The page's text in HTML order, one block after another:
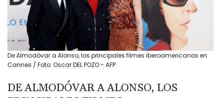
De Almodóvar a Alonso, los principales filmes iberoamericanos en
Cannes / Foto: Oscar DEL POZO - AFP
DE ALMODÓVAR A ALONSO, LOS